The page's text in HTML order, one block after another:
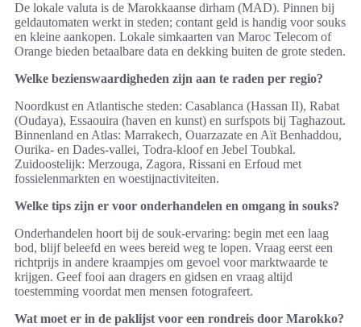
De lokale valuta is de Marokkaanse dirham (MAD). Pinnen bij
geldautomaten werkt in steden; contant geld is handig voor souks
en kleine aankopen. Lokale simkaarten van Maroc Telecom of
Orange bieden betaalbare data en dekking buiten de grote steden.
Welke bezienswaardigheden zijn aan te raden per regio?
Noordkust en Atlantische steden: Casablanca (Hassan II), Rabat
(Oudaya), Essaouira (haven en kunst) en surfspots bij Taghazout.
Binnenland en Atlas: Marrakech, Ouarzazate en Aït Benhaddou,
Ourika- en Dades-vallei, Todra-kloof en Jebel Toubkal.
Zuidoostelijk: Merzouga, Zagora, Rissani en Erfoud met
fossielenmarkten en woestijnactiviteiten.
Welke tips zijn er voor onderhandelen en omgang in souks?
Onderhandelen hoort bij de souk-ervaring: begin met een laag
bod, blijf beleefd en wees bereid weg te lopen. Vraag eerst een
richtprijs in andere kraampjes om gevoel voor marktwaarde te
krijgen. Geef fooi aan dragers en gidsen en vraag altijd
toestemming voordat men mensen fotografeert.
Wat moet er in de paklijst voor een rondreis door Marokko?